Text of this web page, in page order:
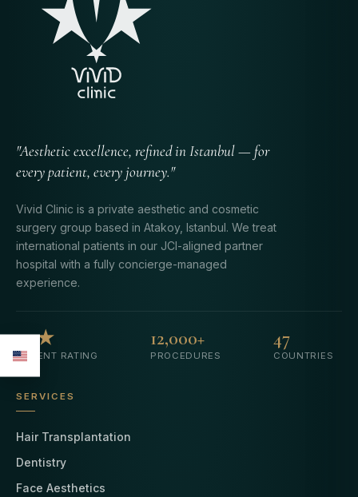
"Aesthetic excellence, refined in Istanbul — for
every patient, every journey."
Vivid Clinic is a private aesthetic and cosmetic
surgery group based in Atakoy, Istanbul. We treat
international patients in our JCI-aligned partner
hospital with a fully concierge-managed
experience.
4.9★
PATIENT RATING
12,000+
PROCEDURES
47
COUNTRIES
SERVICES
Hair Transplantation
Dentistry
Face Aesthetics